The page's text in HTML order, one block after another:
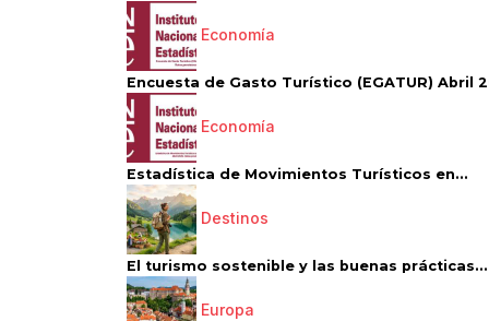
Economía
Encuesta de Gasto Turístico (EGATUR) Abril
Economía
Estadística de Movimientos Turísticos en...
Destinos
El turismo sostenible y las buenas prácticas...
Europa